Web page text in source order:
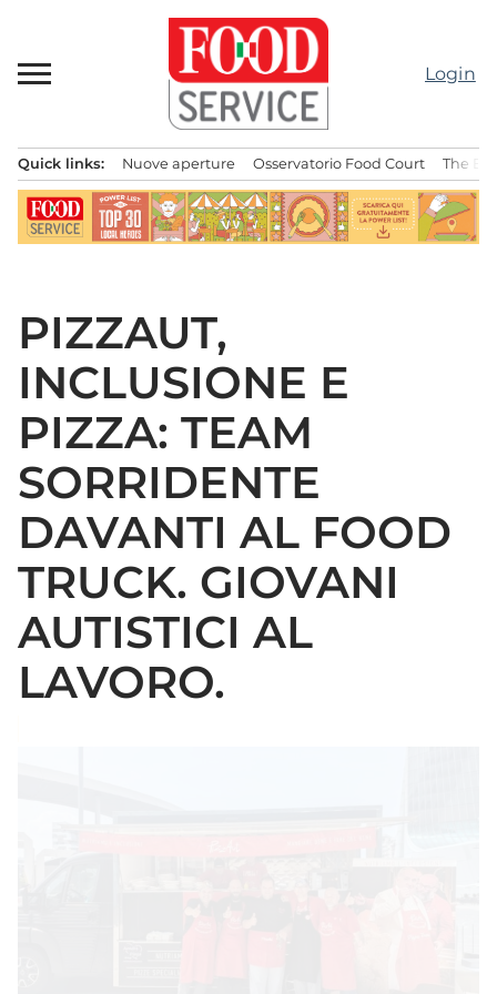
contenuto
Login
principale
Quick links: Nuove aperture Osservatorio Food Court The
PIZZAUT,
INCLUSIONE E
PIZZA: TEAM
SORRIDENTE
DAVANTI AL FOOD
TRUCK. GIOVANI
AUTISTICI AL
LAVORO.